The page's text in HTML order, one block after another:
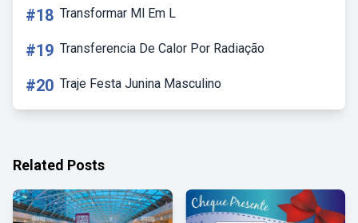
#18 Transformar Ml Em L
#19 Transferencia De Calor Por Radiação
#20 Traje Festa Junina Masculino
Related Posts